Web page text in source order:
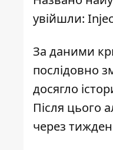
увійшли:
За даними
послідовно
досягло
Після цього
через